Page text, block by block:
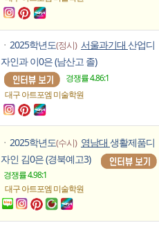
ㆍ 2025학년도(정시) 서울과기대 산업디
자인과 이0은 (남산고 졸)
경쟁률 4.86:1
대구 아트포엠미술학원
ㆍ 2025학년도(수시) 영남대 생활제품디
자인 김0은 (경북예고3)
경쟁률 4.98:1
대구 아트포엠미술학원